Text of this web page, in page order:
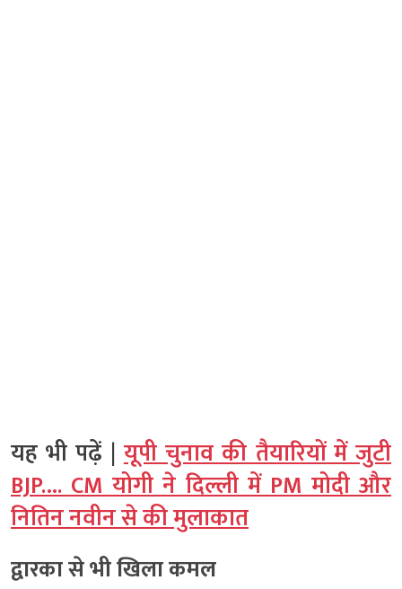
यह भी पढ़ें | यूपी चुनाव की तैयारियों में जुटी
BJP…. CM योगी ने दिल्ली में PM मोदी और
नितिन नवीन से की मुलाकात
द्वारका से भी खिला कमल